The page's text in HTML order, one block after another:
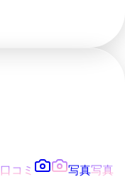
口コミ 写真写真